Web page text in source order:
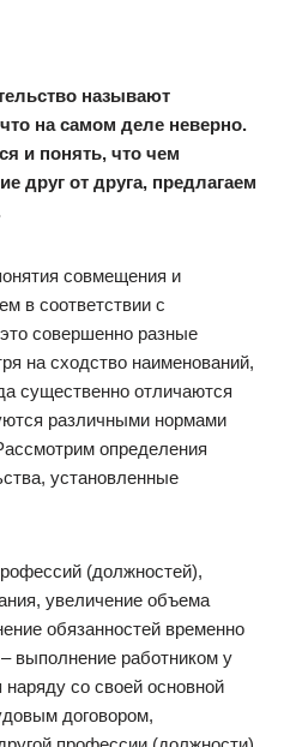
называют
на самом деле неверно.
и понять, что чем
друг от друга, предлагаем
совмещения и
в соответствии с
совершенно разные
на сходство наименований,
существенно отличаются
различными нормами
определения
установленные
(должностей),
увеличение объема
обязанностей временно
выполнение работником у
наряду со своей основной
договором,